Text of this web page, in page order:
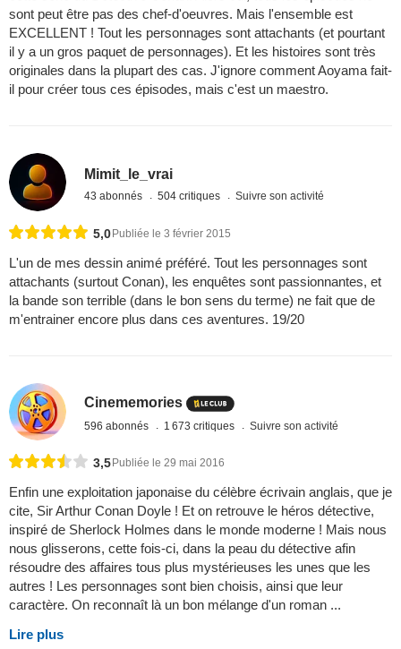
sont peut être pas des chef-d'oeuvres. Mais l'ensemble est
EXCELLENT ! Tout les personnages sont attachants (et pourtant
il y a un gros paquet de personnages). Et les histoires sont très
originales dans la plupart des cas. J'ignore comment Aoyama fait-
il pour créer tous ces épisodes, mais c'est un maestro.
Mimit_le_vrai
43 abonnés 504 critiques Suivre son activité
5,0Publiée le 3 février 2015
L'un de mes dessin animé préféré. Tout les personnages sont
attachants (surtout Conan), les enquêtes sont passionnantes, et
la bande son terrible (dans le bon sens du terme) ne fait que de
m'entrainer encore plus dans ces aventures. 19/20
Cinememories
596 abonnés 1 673 critiques Suivre son activité
3,5 Publiée le 29 mai 2016
Enfin une exploitation japonaise du célèbre écrivain anglais, que je
cite, Sir Arthur Conan Doyle ! Et on retrouve le héros détective,
inspiré de Sherlock Holmes dans le monde moderne ! Mais nous
nous glisserons, cette fois-ci, dans la peau du détective afin
résoudre des affaires tous plus mystérieuses les unes que les
autres ! Les personnages sont bien choisis, ainsi que leur
caractère. On reconnaît là un bon mélange d'un roman ...
Lire plus